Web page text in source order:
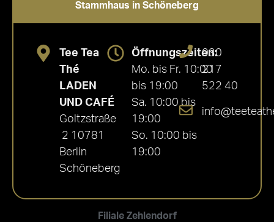
Stammhaus in Schöneberg
Filiale Zehlendorf
Tee Tea
Thé
LADEN
UND CAFÉ
Goltzstraße
2 10781
Berlin
Schöneberg
Öffnungszeiten:
Mo. bis Fr. 10:00
bis 19:00
Sa. 10:00 bis
19:00
So. 10:00 bis
19:00
030
217
522 40